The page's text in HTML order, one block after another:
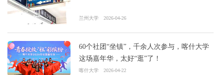
兰州大学 2026-04-26
60个社团“坐镇”，千余人次参与，喀什大学
这场嘉年华，太好“逛”了！
喀什大学 2026-04-22